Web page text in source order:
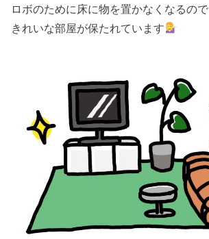
ロボのために床に物を置かなくなるので
きれいな部屋が保たれています